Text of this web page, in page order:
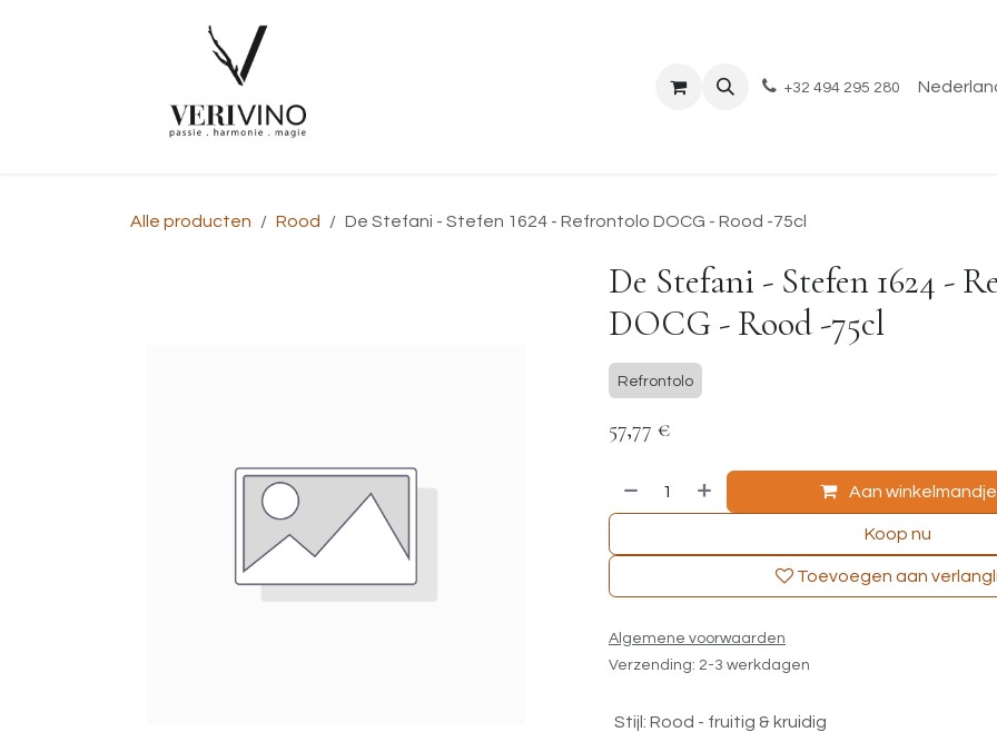
Evenementen Over ons Blog
+32 494 295 280
Alle producten Rood De Stefani - Stefen 1624 - Refrontolo DOCG - Rood -75cl
De Stefani - Stefen 1624 -
DOCG - Rood -75cl
Refrontolo
57,77 €
Aan
Koop nu
Toevoegen aan
Algemene voorwaarden
Verzending: 2-3 werkdagen
Stijl : Rood - fruitig & kruidig